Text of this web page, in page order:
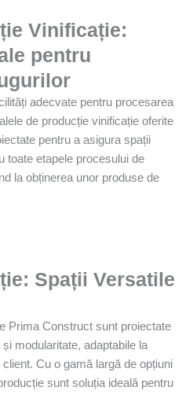
Vinificație:
pentru
adecvate pentru procesarea
de producție vinificație oferite
pentru a asigura spații
toate etapele procesului de
la obținerea unor produse de
Spații Versatile
Prima Construct sunt proiectate
modularitate, adaptabile la
Cu o gamă largă de opțiuni
sunt soluția ideală pentru